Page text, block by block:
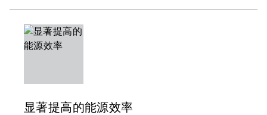
显著提高的能源效率